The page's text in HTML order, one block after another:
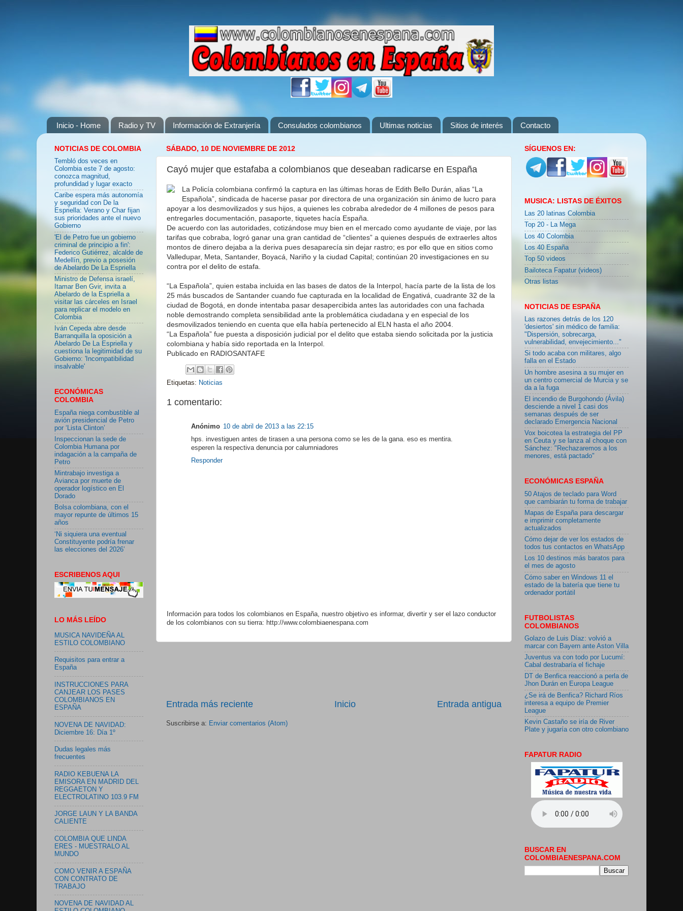
Inicio - Home Radio y TV Información de Extranjería Consulados colombianos Ultimas noticias Sitios de interés Contacto
SÁBADO, 10 DE NOVIEMBRE DE 2012
Cayó mujer que estafaba a colombianos que deseaban radicarse en España
La Policía colombiana confirmó la captura en las últimas horas de Edith Bello Durán, alias “La
Española”, sindicada de hacerse pasar por directora de una organización sin ánimo de lucro para
apoyar a los desmovilizados y sus hijos, a quienes les cobraba alrededor de 4 millones de pesos para
entregarles documentación, pasaporte, tiquetes hacía España.
De acuerdo con las autoridades, cotizándose muy bien en el mercado como ayudante de viaje, por las
tarifas que cobraba, logró ganar una gran cantidad de “clientes” a quienes después de extraerles altos
montos de dinero dejaba a la deriva pues desaparecía sin dejar rastro; es por ello que en sitios como
Valledupar, Meta, Santander, Boyacá, Nariño y la ciudad Capital; continúan 20 investigaciones en su
contra por el delito de estafa.
“La Española”, quien estaba incluida en las bases de datos de la Interpol, hacía parte de la lista de los
25 más buscados de Santander cuando fue capturada en la localidad de Engativá, cuadrante 32 de la
ciudad de Bogotá, en donde intentaba pasar desapercibida antes las autoridades con una fachada
noble demostrando completa sensibilidad ante la problemática ciudadana y en especial de los
desmovilizados teniendo en cuenta que ella había pertenecido al ELN hasta el año 2004.
“La Española” fue puesta a disposición judicial por el delito que estaba siendo solicitada por la justicia
colombiana y había sido reportada en la Interpol.
Publicado en RADIOSANTAFE
Etiquetas: Noticias
1 comentario:
Anónimo 10 de abril de 2013 a las 22:15
hps. investiguen antes de tirasen a una persona como se les de la gana. eso es mentira.
esperen la respectiva denuncia por calumniadores
Responder
Información para todos los colombianos en España, nuestro objetivo es informar, divertir y ser el lazo conductor
de los colombianos con su tierra: http://www.colombiaenespana.com
Entrada más reciente Entrada antigua
Inicio
Suscribirse a: Enviar comentarios (Atom)
NOTICIAS DE COLOMBIA
Tembló dos veces en
Colombia este 7 de agosto:
conozca magnitud,
profundidad y lugar exacto
Caribe espera más autonomía
y seguridad con De la
Espriella: Verano y Char fijan
sus prioridades ante el nuevo
Gobierno
'El de Petro fue un gobierno
criminal de principio a fin':
Federico Gutiérrez, alcalde de
Medellín, previo a posesión
de Abelardo De La Espriella
Ministro de Defensa israelí,
Itamar Ben Gvir, invita a
Abelardo de la Espriella a
visitar las cárceles en Israel
para replicar el modelo en
Colombia
Iván Cepeda abre desde
Barranquilla la oposición a
Abelardo De La Espriella y
cuestiona la legitimidad de su
Gobierno: 'Incompatibilidad
insalvable'
ECONÓMICAS
COLOMBIA
España niega combustible al
avión presidencial de Petro
por ‘Lista Clinton’
Inspeccionan la sede de
Colombia Humana por
indagación a la campaña de
Petro
Mintrabajo investiga a
Avianca por muerte de
operador logístico en El
Dorado
Bolsa colombiana, con el
mayor repunte de últimos 15
años
‘Ni siquiera una eventual
Constituyente podría frenar
las elecciones del 2026’
ESCRIBENOS AQUI
LO MÁS LEÍDO
MUSICA NAVIDEÑA AL
ESTILO COLOMBIANO
Requisitos para entrar a
España
INSTRUCCIONES PARA
CANJEAR LOS PASES
COLOMBIANOS EN
ESPAÑA
NOVENA DE NAVIDAD:
Diciembre 16: Día 1º
Dudas legales más
frecuentes
RADIO KEBUENA LA
EMISORA EN MADRID DEL
REGGAETON Y
ELECTROLATINO 103.9 FM
JORGE LAUN Y LA BANDA
CALIENTE
COLOMBIA QUE LINDA
ERES - MUESTRALO AL
MUNDO
COMO VENIR A ESPAÑA
CON CONTRATO DE
TRABAJO
NOVENA DE NAVIDAD AL
SÍGUENOS EN:
MUSICA: LISTAS DE ÉXITOS
Las 20 latinas Colombia
Top 20 - La Mega
Los 40 Colombia
Los 40 España
Top 50 videos
Bailoteca Fapatur (videos)
Otras listas
NOTICIAS DE ESPAÑA
Las razones detrás de los 120
'desiertos' sin médico de familia:
"Dispersión, sobrecarga,
vulnerabilidad, envejecimiento..."
Si todo acaba con militares, algo
falla en el Estado
Un hombre asesina a su mujer en
un centro comercial de Murcia y se
da a la fuga
El incendio de Burgohondo (Ávila)
desciende a nivel 1 casi dos
semanas después de ser
declarado Emergencia Nacional
Vox boicotea la estrategia del PP
en Ceuta y se lanza al choque con
Sánchez: "Rechazaremos a los
menores, está pactado"
ECONÓMICAS ESPAÑA
50 Atajos de teclado para Word
que cambiarán tu forma de trabajar
Mapas de España para descargar
e imprimir completamente
actualizados
Cómo dejar de ver los estados de
todos tus contactos en WhatsApp
Los 10 destinos más baratos para
el mes de agosto
Cómo saber en Windows 11 el
estado de la batería que tiene tu
ordenador portátil
FUTBOLISTAS
COLOMBIANOS
Golazo de Luis Díaz: volvió a
marcar con Bayern ante Aston Villa
Juventus va con todo por Lucumí:
Cabal destrabaría el fichaje
DT de Benfica reaccionó a perla de
Jhon Durán en Europa League
¿Se irá de Benfica? Richard Ríos
interesa a equipo de Premier
League
Kevin Castaño se iría de River
Plate y jugaría con otro colombiano
FAPATUR RADIO
BUSCAR EN
COLOMBIAENESPANA.COM